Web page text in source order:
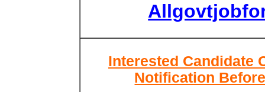
Interested Candidate
Notification